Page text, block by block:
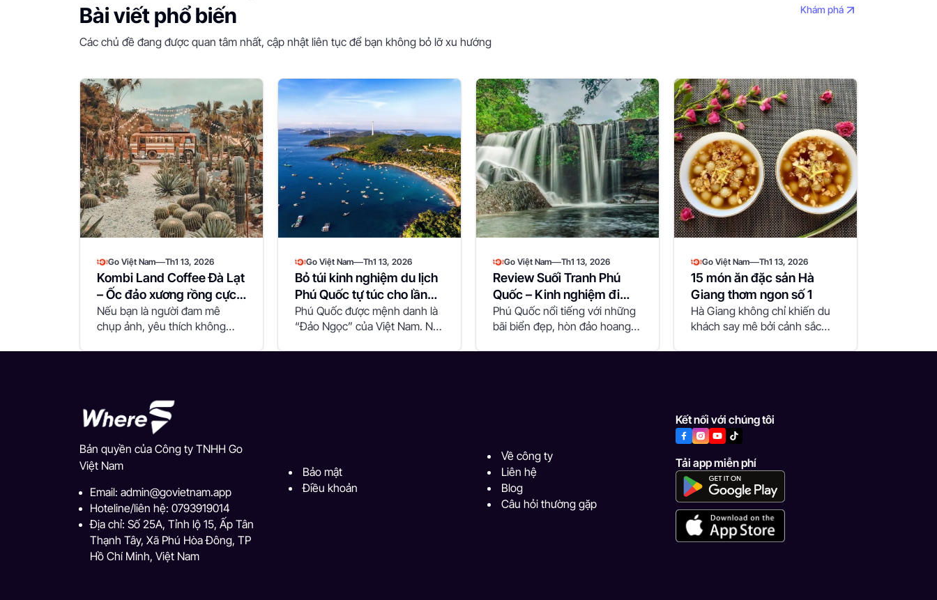
Bài viết phổ biến Khám phá
Các chủ đề đang được quan tâm nhất, cập nhật liên tục để bạn không bỏ lỡ xu hướng
Go Việt Nam—Th1 13, 2026
Kombi Land Coffee Đà Lạt
– Ốc đảo xương rồng cực
chất
Nếu bạn là người đam mê
chụp ảnh, yêu thích không
Go Việt Nam—Th1 13, 2026
Bỏ túi kinh nghiệm du lịch
Phú Quốc tự túc cho lần
đầu khám phá
Phú Quốc được mệnh danh là
“Đảo Ngọc” của Việt Nam. Nơi
Go Việt Nam—Th1 13, 2026
Review Suối Tranh Phú
Quốc – Kinh nghiệm đi
chơi khu du lịch Suối Tranh
Phú Quốc nổi tiếng với những
bãi biển đẹp, hòn đảo hoang
Go Việt Nam—Th1 13, 2026
15 món ăn đặc sản Hà
Giang thơm ngon số 1
Hà Giang không chỉ khiến du
khách say mê bởi cảnh sắc
Bản quyền của Công ty TNHH Go
Việt Nam
Email: admin@govietnam.app
Hoteline/liên hệ: 0793919014
Địa chỉ: Số 25A, Tỉnh lộ 15, Ấp Tân
Thạnh Tây, Xã Phú Hòa Đông, TP
Hồ Chí Minh, Việt Nam
Bảo mật
Điều khoản
Về công ty
Liên hệ
Blog
Câu hỏi thường gặp
Kết nối với chúng tôi
Tải app miễn phí